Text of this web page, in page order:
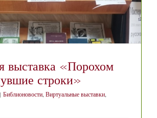
выставка «Порохом
строки»
| Библионовости, Виртуальные выставки,